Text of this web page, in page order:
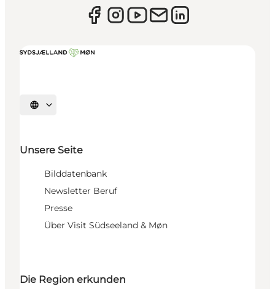
Sprache auswählen
Unsere Seite
Bilddatenbank
Newsletter Beruf
Presse
Über Visit Südseeland & Møn
Die Region erkunden